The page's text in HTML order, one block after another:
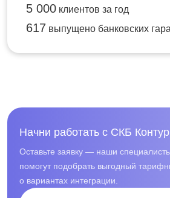
5 000 клиентов за год
617 выпущено банковских
Начни работать с СКБ
Оставьте заявку — наши
помогут подобрать выгодный
о вариантах интеграции.